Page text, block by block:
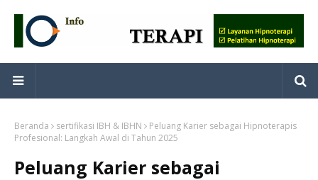
Beranda sertifikasi IBH & IBHN
Peluang Karier sebagai Hipnoterapis
Profesional: Langkah Awal di Tahun 2025
Peluang Karier sebagai